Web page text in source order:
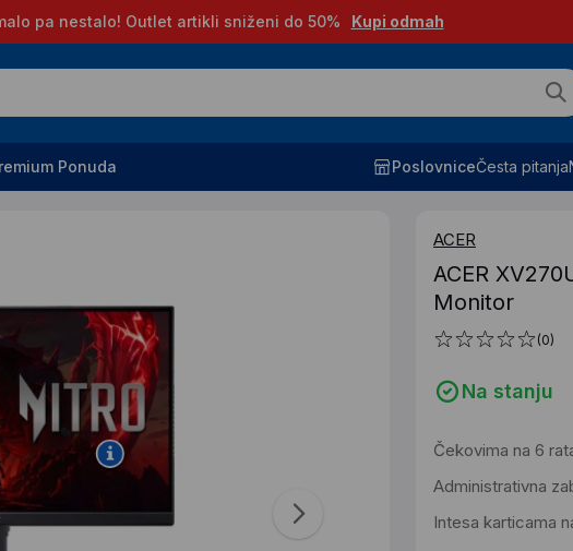
pa nestalo! Outlet artikli sniženi do 50% Kupi odmah
Ponuda PoslovniceČesta pitanja
ACER
ACER
Monitor
(0)
Na stanju
Čekovima na 6
Administrativna
Intesa karticama